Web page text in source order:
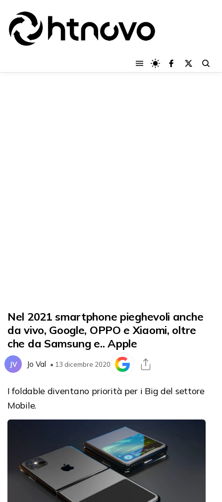
Nel 2021 smartphone pieghevoli anche
da vivo, Google, OPPO e Xiaomi, oltre
che da Samsung e.. Apple
JV Jo Val • 13 dicembre 2020
I foldable diventano priorità per i Big del settore
Mobile.